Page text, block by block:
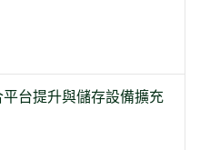
台提升與儲存設備擴充